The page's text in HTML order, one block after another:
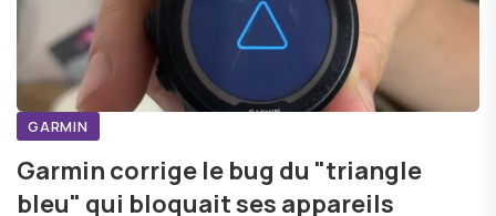
GARMIN
Garmin corrige le bug du "triangle
bleu" qui bloquait ses appareils